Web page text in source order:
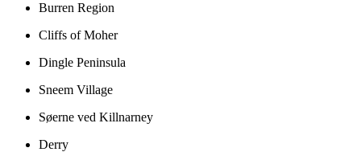
Burren Region
Cliffs of Moher
Dingle Peninsula
Sneem Village
Søerne ved Killnarney
Derry